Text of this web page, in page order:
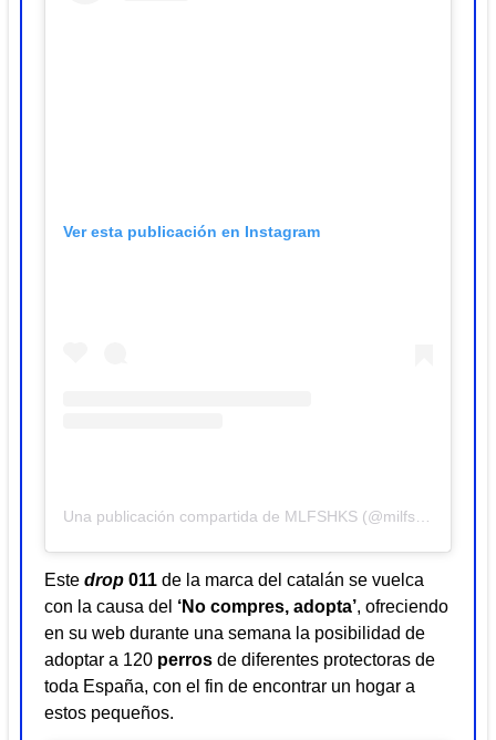
Ver esta publicación en Instagram
Este drop 011 de la marca del catalán se vuelca
con la causa del ‘No compres, adopta’, ofreciendo
en su web durante una semana la posibilidad de
adoptar a 120 perros de diferentes protectoras de
toda España, con el fin de encontrar un hogar a
estos pequeños.